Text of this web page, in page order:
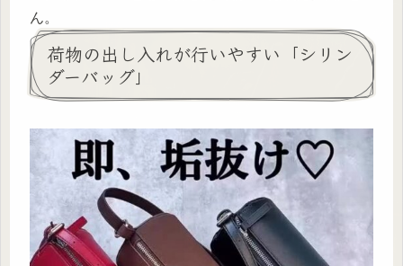
ん。
荷物の出し入れが行いやすい「シリン
ダーバッグ」